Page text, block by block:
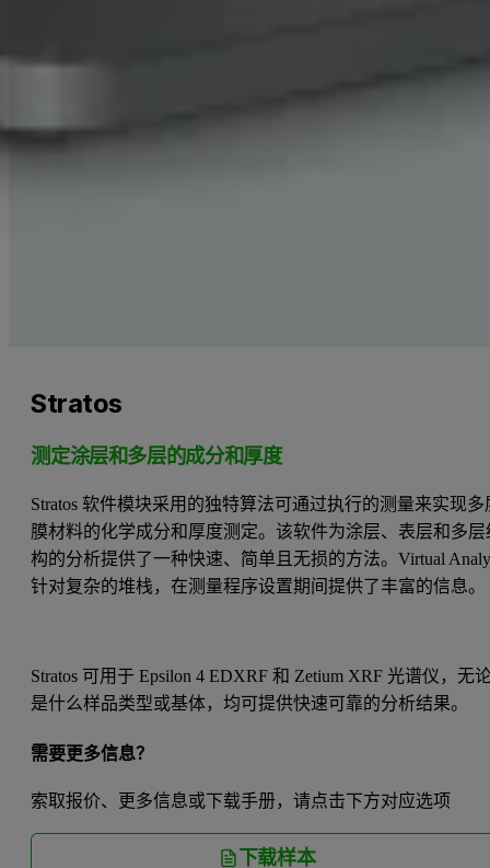
Stratos
测定涂层和多层的成分和厚度
Stratos 软件模块采用的独特算法可通过执行的测量来实现多
膜材料的化学成分和厚度测定。该软件为涂层、表层和多层
构的分析提供了一种快速、简单且无损的方法。Virtual
针对复杂的堆栈，在测量程序设置期间提供了丰富的信息。
Stratos 可用于 Epsilon 4 EDXRF 和 Zetium XRF 光谱仪，无
是什么样品类型或基体，均可提供快速可靠的分析结果。
需要更多信息？
索取报价、更多信息或下载手册，请点击下方对应选项
下载样本